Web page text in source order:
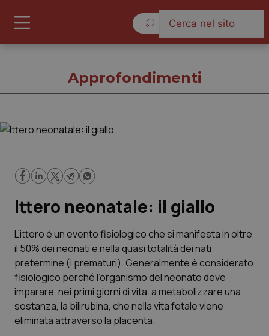
Cronache
Governo e Parlamento
Regioni e Asl
Lavoro e Professioni
Scienza e Farmaci
Studi e Analisi
Approfondimenti
Ittero neonatale: il giallo
L’ittero è un evento fisiologico che si manifesta in oltre
il 50% dei neonati e nella quasi totalità dei nati
pretermine (i prematuri). Generalmente è considerato
fisiologico perché l’organismo del neonato deve
imparare, nei primi giorni di vita, a metabolizzare una
sostanza, la bilirubina, che nella vita fetale viene
eliminata attraverso la placenta.